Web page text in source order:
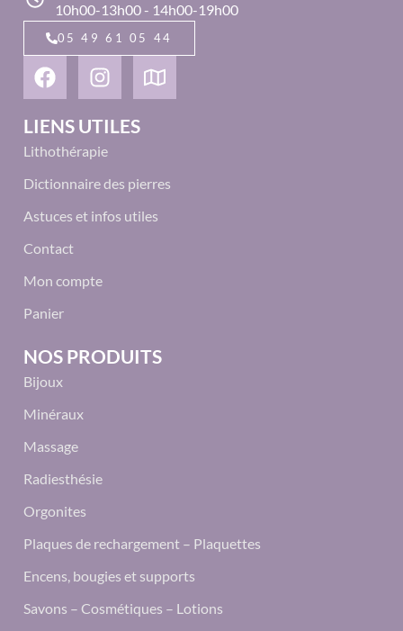
10h00-13h00 - 14h00-19h00
05 49 61 05 44
LIENS UTILES
Lithothérapie
Dictionnaire des pierres
Astuces et infos utiles
Contact
Mon compte
Panier
NOS PRODUITS
Bijoux
Minéraux
Massage
Radiesthésie
Orgonites
Plaques de rechargement – Plaquettes
Encens, bougies et supports
Savons – Cosmétiques – Lotions